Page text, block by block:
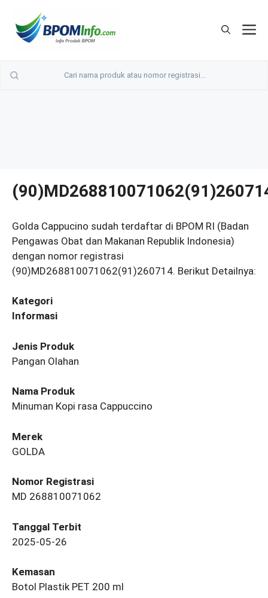
Golda Cappucino sudah terdaftar di BPOM RI (Badan
Pengawas Obat dan Makanan Republik Indonesia)
dengan nomor registrasi
(90)MD268810071062(91)260714. Berikut Detailnya:
Kategori
Informasi
Jenis Produk
Pangan Olahan
Nama Produk
Minuman Kopi rasa Cappuccino
Merek
GOLDA
Nomor Registrasi
MD 268810071062
Tanggal Terbit
2025-05-26
Kemasan
Botol Plastik PET 200 ml